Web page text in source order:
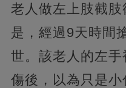
老人做左上肢截
是，經過9天時間
世。該老人的左手
傷後，以為只是小